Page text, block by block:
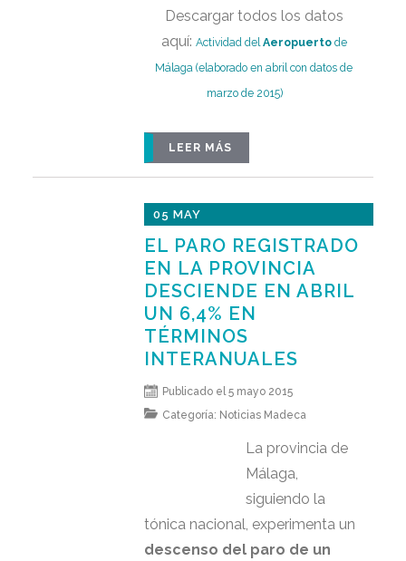
Descargar todos los datos
aquí: Actividad delAeropuertode
Málaga (elaborado en abril con datos de
marzo de 2015)
LEER MÁS
05 MAY
EL PARO REGISTRADO
EN LA PROVINCIA
DESCIENDE EN ABRIL
UN 6,4% EN
TÉRMINOS
INTERANUALES
Publicado el 5 mayo 2015
Categoría: Noticias Madeca
La provincia de
Málaga,
siguiendo la
tónica nacional, experimenta un
descenso del paro de un